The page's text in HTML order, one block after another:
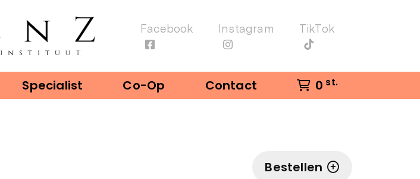
Facebook Instagram TikTok
Specialist Co-Op Contact 0 st.
Bestellen